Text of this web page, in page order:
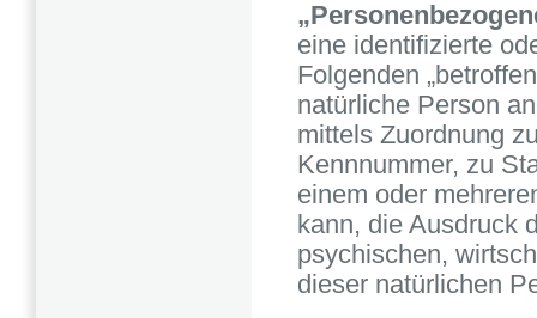
eine identifizierte
Folgenden
natürliche Person
mittels Zuordnung
Kennnummer, zu
einem oder
kann, die Ausdruck
psychischen,
dieser natürlichen